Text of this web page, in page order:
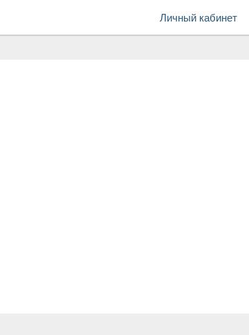
Личный кабинет